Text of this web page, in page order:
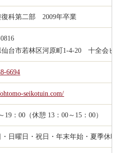
復科第二部 2009年卒業
仙台市若林区河原町1-4-20 十全会ビ
6694
seikotuin.com/
19：00（休憩 13：00～15：00）
・日曜日・祝日・年末年始・夏季休